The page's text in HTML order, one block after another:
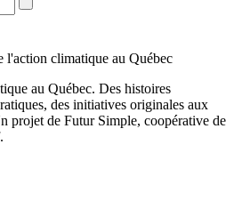
au Québec. Des histoires
des initiatives originales aux
projet de Futur Simple, coopérative de